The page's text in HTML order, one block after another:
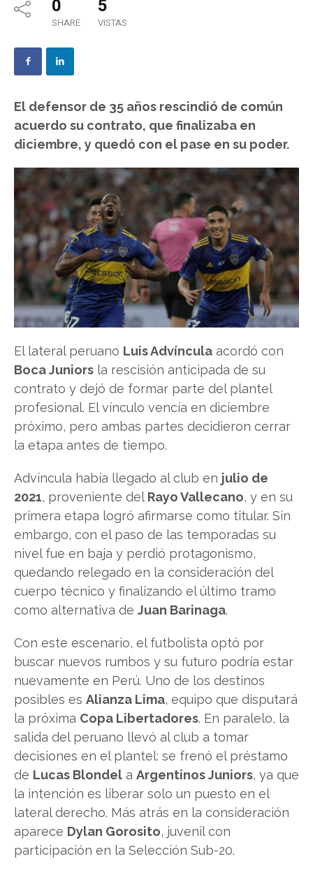
0
SHARE
5
VISTAS
El defensor de 35 años rescindió de común
acuerdo su contrato, que finalizaba en
diciembre, y quedó con el pase en su poder.
El lateral peruano Luis Advíncula acordó con
Boca Juniors la rescisión anticipada de su
contrato y dejó de formar parte del plantel
profesional. El vínculo vencía en diciembre
próximo, pero ambas partes decidieron cerrar
la etapa antes de tiempo.
Advíncula había llegado al club en julio de
2021, proveniente delRayo Vallecano, y en su
primera etapa logró afirmarse como titular. Sin
embargo, con el paso de las temporadas su
nivel fue en baja y perdió protagonismo,
quedando relegado en la consideración del
cuerpo técnico y finalizando el último tramo
como alternativa de Juan Barinaga.
Con este escenario, el futbolista optó por
buscar nuevos rumbos y su futuro podría estar
nuevamente en Perú. Uno de los destinos
posibles es Alianza Lima, equipo que disputará
la próxima Copa Libertadores. En paralelo, la
salida del peruano llevó al club a tomar
decisiones en el plantel: se frenó el préstamo
de Lucas Blondel a Argentinos Juniors, ya que
la intención es liberar solo un puesto en el
lateral derecho. Más atrás en la consideración
aparece Dylan Gorosito, juvenil con
participación en la Selección Sub-20.